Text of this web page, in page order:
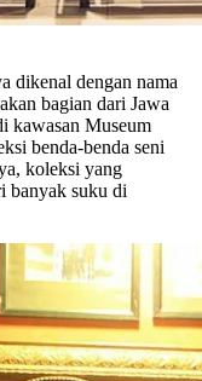
dikenal dengan nama
bagian dari Jawa
kawasan Museum
benda-benda seni
koleksi yang
banyak suku di